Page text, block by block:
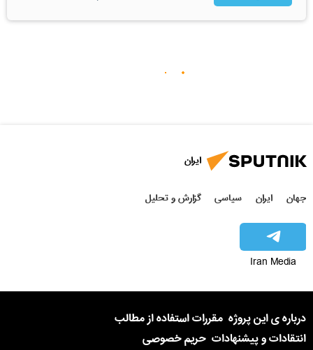
ایران
جهان ایران سیاسی گزارش و تحلیل
Iran Media
درباره ی این پروژه مقررات استفاده از مطالب
انتقادات و پیشنهادات حریم خصوصی